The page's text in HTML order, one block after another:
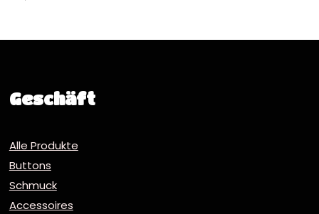
Geschäft
Alle Produkte
Buttons
Schmuck
Accessoires